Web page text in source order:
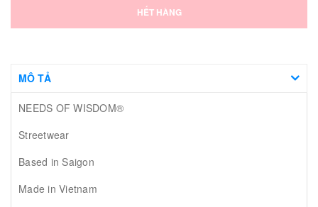
HẾT HÀNG
MÔ TẢ
NEEDS OF WISDOM®
Streetwear
Based in Saigon
Made in Vietnam